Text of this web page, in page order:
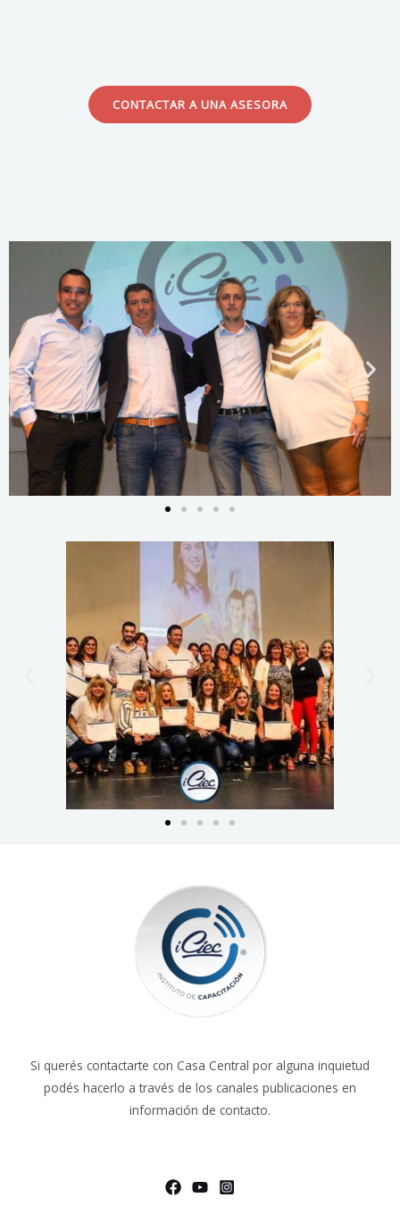
CONTACTAR A UNA ASESORA
Si querés contactarte con Casa Central por alguna inquietud
podés hacerlo a través de los canales publicaciones en
información de contacto.